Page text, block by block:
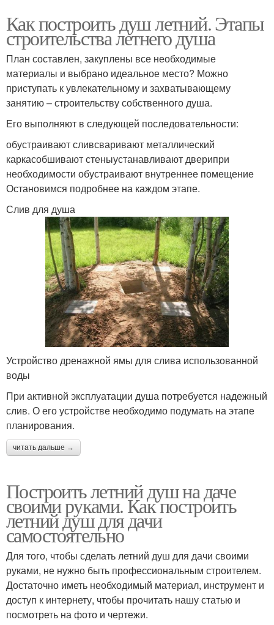
Как построить душ летний. Этапы
строительства летнего душа
План составлен, закуплены все необходимые
материалы и выбрано идеальное место? Можно
приступать к увлекательному и захватывающему
занятию – строительству собственного душа.
Его выполняют в следующей последовательности:
обустраивают сливсваривают металлический
каркасобшивают стеныустанавливают дверипри
необходимости обустраивают внутреннее помещение
Остановимся подробнее на каждом этапе.
Слив для душа
Устройство дренажной ямы для слива использованной
воды
При активной эксплуатации душа потребуется надежный
слив. О его устройстве необходимо подумать на этапе
планирования.
читать дальше →
Построить летний душ на даче
своими руками. Как построить
летний душ для дачи
самостоятельно
Для того, чтобы сделать летний душ для дачи своими
руками, не нужно быть профессиональным строителем.
Достаточно иметь необходимый материал, инструмент и
доступ к интернету, чтобы прочитать нашу статью и
посмотреть на фото и чертежи.